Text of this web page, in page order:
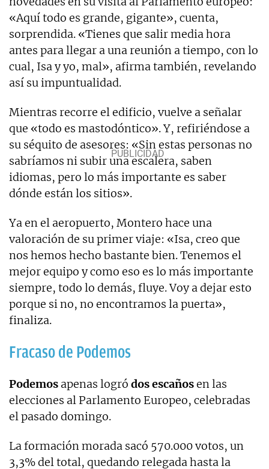
«Aquí todo es grande, gigante», cuenta,
sorprendida. «Tienes que salir media hora
antes para llegar a una reunión a tiempo, con lo
cual, Isa y yo, mal», afirma también, revelando
así su impuntualidad.
Mientras recorre el edificio, vuelve a señalar
que «todo es mastodóntico». Y, refiriéndose a
su séquito de asesores: «Sin estas personas no
sabríamos ni subir una escalera, saben
idiomas, pero lo más importante es saber
dónde están los sitios».
Ya en el aeropuerto, Montero hace una
valoración de su primer viaje: «Isa, creo que
nos hemos hecho bastante bien. Tenemos el
mejor equipo y como eso es lo más importante
siempre, todo lo demás, fluye. Voy a dejar esto
porque si no, no encontramos la puerta»,
finaliza.
Fracaso de Podemos
Podemos apenas logró dos escañosen las
elecciones al Parlamento Europeo, celebradas
el pasado domingo.
La formación morada sacó 570.000 votos, un
3,3% del total, quedando relegada hasta la